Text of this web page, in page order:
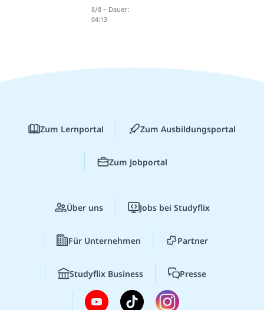
8/8 – Dauer:
04:13
Zum Lernportal Zum Ausbildungsportal
Zum Jobportal
Über uns Jobs bei Studyflix
Für Unternehmen Partner
Studyflix Business Presse